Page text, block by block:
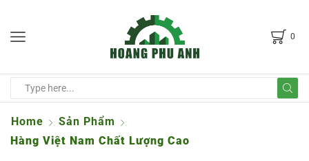
0
Home
Sản Phẩm
Hàng Việt Nam Chất Lượng Cao